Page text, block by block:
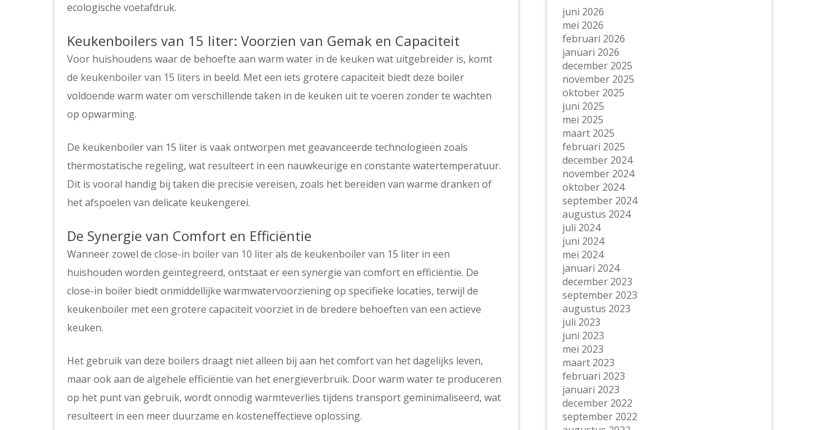
ecologische voetafdruk.
Keukenboilers van 15 liter: Voorzien van Gemak en Capaciteit
Voor huishoudens waar de behoefte aan warm water in de keuken wat uitgebreider is, komt
de keukenboiler van 15 liters in beeld. Met een iets grotere capaciteit biedt deze boiler
voldoende warm water om verschillende taken in de keuken uit te voeren zonder te wachten
op opwarming.
De keukenboiler van 15 liter is vaak ontworpen met geavanceerde technologieën zoals
thermostatische regeling, wat resulteert in een nauwkeurige en constante watertemperatuur.
Dit is vooral handig bij taken die precisie vereisen, zoals het bereiden van warme dranken of
het afspoelen van delicate keukengerei.
De Synergie van Comfort en Efficiëntie
Wanneer zowel de close-in boiler van 10 literals de keukenboiler van 15 liter in een
huishouden worden geïntegreerd, ontstaat er een synergie van comfort en efficiëntie. De
close-in boiler biedt onmiddellijke warmwatervoorziening op specifieke locaties, terwijl de
keukenboiler met een grotere capaciteit voorziet in de bredere behoeften van een actieve
keuken.
Het gebruik van deze boilers draagt niet alleen bij aan het comfort van het dagelijks leven,
maar ook aan de algehele efficiëntie van het energieverbruik. Door warm water te produceren
op het punt van gebruik, wordt onnodig warmteverlies tijdens transport geminimaliseerd, wat
resulteert in een meer duurzame en kosteneffectieve oplossing.
juni 2026
mei 2026
februari 2026
januari 2026
december 2025
november 2025
oktober 2025
juni 2025
mei 2025
maart 2025
februari 2025
december 2024
november 2024
oktober 2024
september 2024
augustus 2024
juli 2024
juni 2024
mei 2024
januari 2024
december 2023
september 2023
augustus 2023
juli 2023
juni 2023
mei 2023
maart 2023
februari 2023
januari 2023
december 2022
september 2022